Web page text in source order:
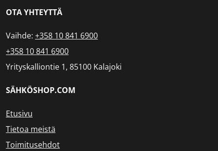
OTA YHTEYTTÄ
Vaihde: +358 10 841 6900
+358 10 841 6900
Yrityskalliontie 1, 85100 Kalajoki
SÄHKÖSHOP.COM
Etusivu
Tietoa meistä
Toimitusehdot